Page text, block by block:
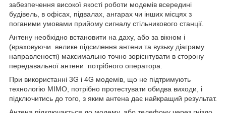
забезпечення високої якості роботи модемів всередині
будівель, в офісах, підвалах, ангарах чи інших місцях з
поганими умовами прийому сигналу стільникового станції.
Антену необхідно встановити на даху, або за вікном і
(враховуючи велике підсилення антени та вузьку діаграму
направленості) максимально точно зорієнтувати в сторону
передавальної антени потрібного оператора.
При використанні 3G і 4G модемів, що не підтримують
технологію MIMO, потрібно протестувати обидва виходи, і
підключитись до того, з яким антена дає найкращий результат.